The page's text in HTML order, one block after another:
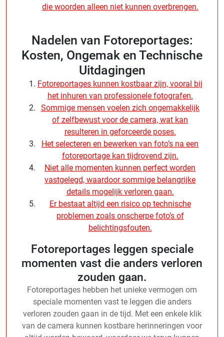
die woorden alleen niet kunnen overbrengen.
Nadelen van Fotoreportages:
Kosten, Ongemak en Technische
Uitdagingen
Fotoreportages kunnen kostbaar zijn, vooral bij
het inhuren van professionele fotografen.
Sommige mensen voelen zich ongemakkelijk
of zelfbewust voor de camera, wat kan
resulteren in geforceerde poses.
Het selecteren en bewerken van foto’s na een
fotoreportage kan tijdrovend zijn.
Niet alle momenten kunnen perfect worden
vastgelegd, waardoor sommige belangrijke
details mogelijk verloren gaan.
Er bestaat altijd een risico op technische
problemen zoals onscherpe foto’s of
belichtingsfouten.
Fotoreportages leggen speciale
momenten vast die anders verloren
zouden gaan.
Fotoreportages hebben het unieke vermogen om
speciale momenten vast te leggen die anders
verloren zouden gaan in de tijd. Met een enkele klik
van de camera kunnen kostbare herinneringen voor